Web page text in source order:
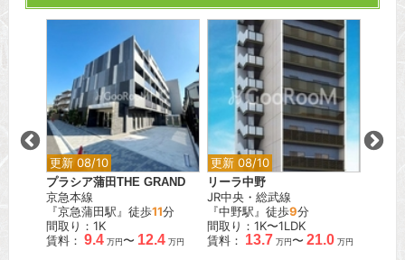
更新 08/10
プラシア蒲田THE GRAND
京急本線
『京急蒲田駅』徒歩11分
間取り：1K
賃料： 9.4 万円〜 12.4 万円
更新 08/10
リーラ中野
JR中央・総武線
『中野駅』徒歩9分
間取り：1K〜1LDK
賃料： 13.7 万円〜 21.0 万円